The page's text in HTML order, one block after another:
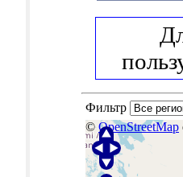
Фильтр
©OpenStreetMap